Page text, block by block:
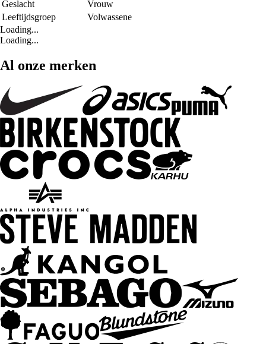
Geslacht
Vrouw
Leeftijdsgroep
Volwassene
Loading...
Loading...
Al onze merken